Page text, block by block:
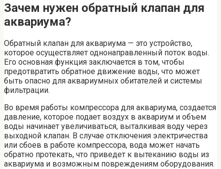
Зачем нужен обратный клапан для
аквариума?
Обратный клапан для аквариума — это устройство,
которое осуществляет однонаправленный поток воды.
Его основная функция заключается в том, чтобы
предотвратить обратное движение воды, что может
быть опасно для аквариумных обитателей и системы
фильтрации.
Во время работы компрессора для аквариума, создается
давление, которое подает воздух в аквариум и объем
воды начинает увеличиваться, выталкивая воду через
выходной клапан. В случае отключения электричества
или сбоев в работе компрессора, вода может начать
обратно протекать, что приведет к вытеканию воды из
аквариума и возможным повреждениям оборудования.